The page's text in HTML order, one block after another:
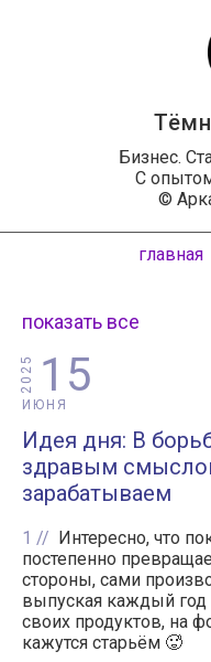
Бизнес.
С
©
главная
показать все
15
ИЮНЯ
2025
Идея дня: В
здравым
зарабатываем
1
Интересно, что
постепенно
стороны, сами
выпуская каждый
своих продуктов, на
кажутся старьём 🥵